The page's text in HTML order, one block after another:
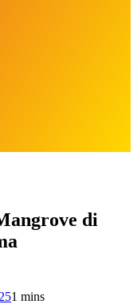
di
1 mins